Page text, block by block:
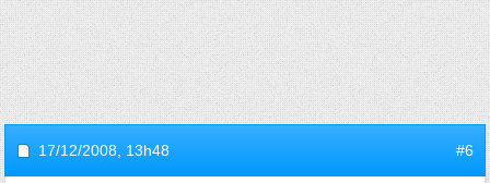
17/12/2008, 13h48 #6